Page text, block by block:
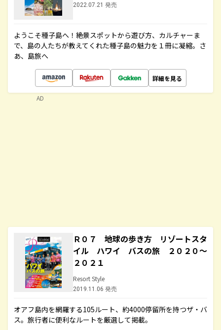
2022.07.21 発売
ようこそ種子島へ！絶景スポットから遊び方、カルチャーま
で、島の人たちが教えてくれた種子島の魅力を１冊に凝縮。さ
あ、島旅へ
詳細を見る
Ｒ０７ 地球の歩き方 リゾートスタ
イル ハワイ バスの旅 ２０２０～
２０２１
Resort Style
2019.11.06 発売
オアフ島内を網羅する105ルート、約4000停留所を持つザ・バ
ス。旅行者に便利なルートを厳選して掲載。
AD